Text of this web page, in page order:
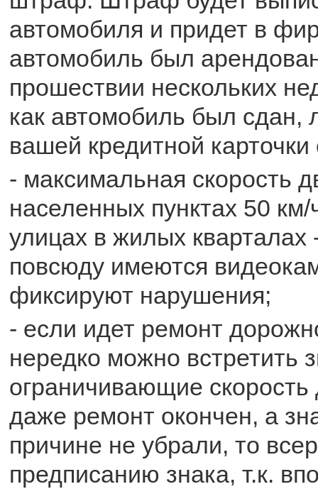
автомобиля и придет в
автомобиль был
прошествии нескольких
как автомобиль был сдан,
вашей кредитной
- максимальная скорость
населенных пунктах 50
улицах в жилых кварталах
повсюду имеются
фиксируют нарушения;
- если идет ремонт
нередко можно встретить
ограничивающие
даже ремонт окончен, а
причине не убрали, то
предписанию знака, т.к.